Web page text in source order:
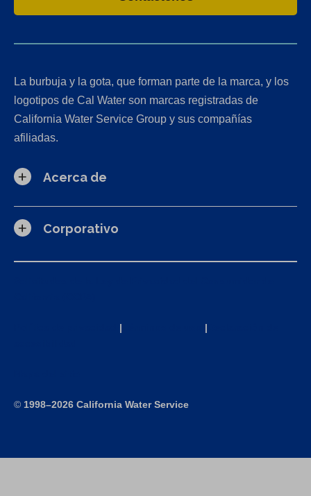
La burbuja y la gota, que forman parte de la marca, y los
logotipos de Cal Water son marcas registradas de
California Water Service Group y sus compañías
afiliadas.
Acerca de
Corporativo
| |
© 1998–2026 California Water Service